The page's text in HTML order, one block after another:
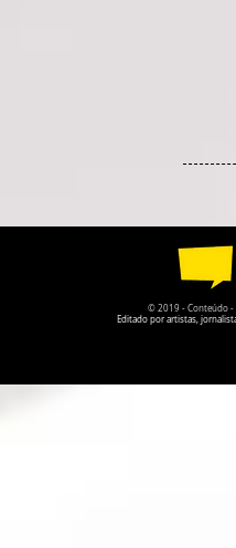
© 2019 - Conteúdo -
Editado por artistas,